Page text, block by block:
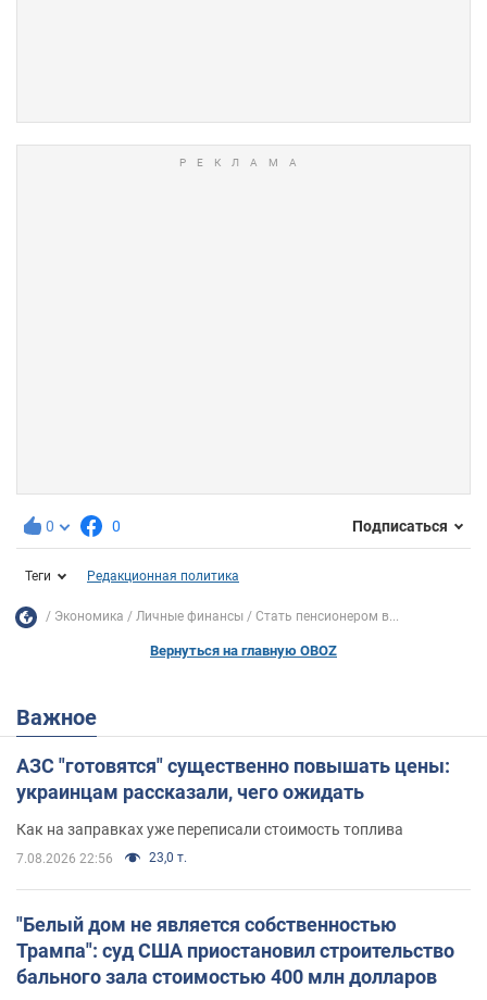
0 0 Подписаться
Теги Редакционная политика
Экономика Личные финансы Стать пенсионером в...
Вернуться на главную OBOZ
Важное
АЗС "готовятся" существенно повышать цены:
украинцам рассказали, чего ожидать
Как на заправках уже переписали стоимость топлива
7.08.2026 22:56 23,0 т.
"Белый дом не является собственностью
Трампа": суд США приостановил строительство
бального зала стоимостью 400 млн долларов